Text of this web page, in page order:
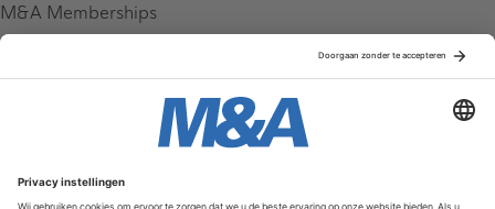
M&A Memberships
Service & Contact